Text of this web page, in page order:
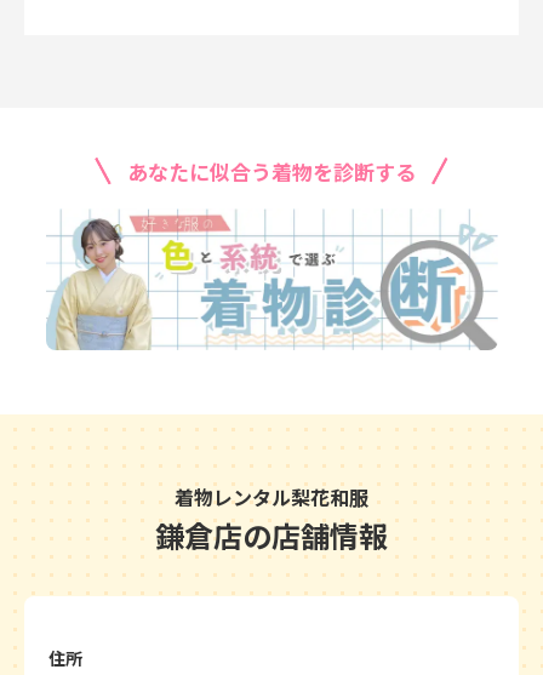
あなたに似合う着物を診断する
着物レンタル梨花和服
鎌倉店の店舗情報
住所